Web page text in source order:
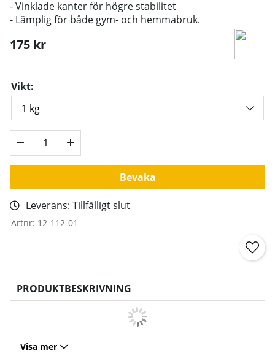
- Vinklade kanter för högre stabilitet
- Lämplig för både gym- och hemmabruk.
175 kr
Vikt:
Bevaka
Leverans: Tillfälligt slut
Artnr: 12-112-01
PRODUKTBESKRIVNING
Visa mer